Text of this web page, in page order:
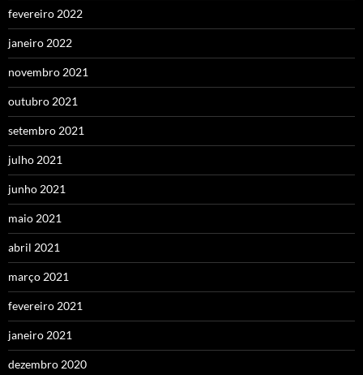
fevereiro 2022
janeiro 2022
novembro 2021
outubro 2021
setembro 2021
julho 2021
junho 2021
maio 2021
abril 2021
março 2021
fevereiro 2021
janeiro 2021
dezembro 2020